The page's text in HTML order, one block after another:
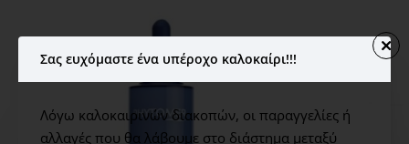
Σας ευχόμαστε ένα υπέροχο καλοκαίρι!!!
Λόγω καλοκαιρινών διακοπών, οι παραγγελίες ή
αλλαγές που θα λάβουμε στο διάστημα μεταξύ
την αδυνατιστική δύναμη 4 τύπων εκπληκτικών
φυκιών.